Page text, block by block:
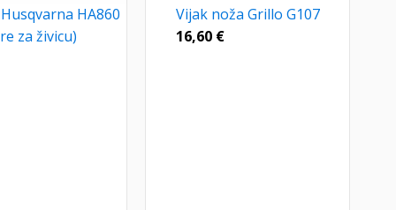
HA860
za živicu)
Vijak noža Grillo G107
16,60 €